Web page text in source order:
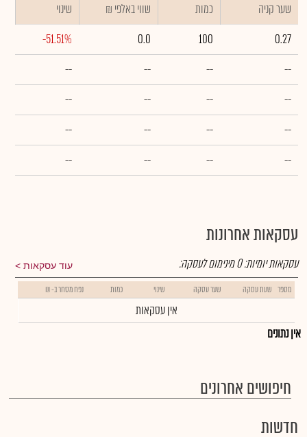
שער קניה כמות ₪ שווי באלפי
שינוי
0.27
100
0.0
-51.51%
--
--
--
--
--
--
--
--
--
--
--
--
--
--
--
--
עסקאות אחרונות
עוד עסקאות עסקאות יומיות:0מינימום לעסקה:
מספר שעת עסקה שער עסקה שינוי כמות נפח מסחר ב- ₪
אין עסקאות
אין נתונים
חיפושים אחרונים
חדשות